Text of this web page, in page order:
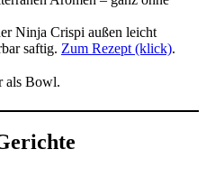
Ninja Crispi außen leicht
saftig. Zum Rezept (klick).
als Bowl.